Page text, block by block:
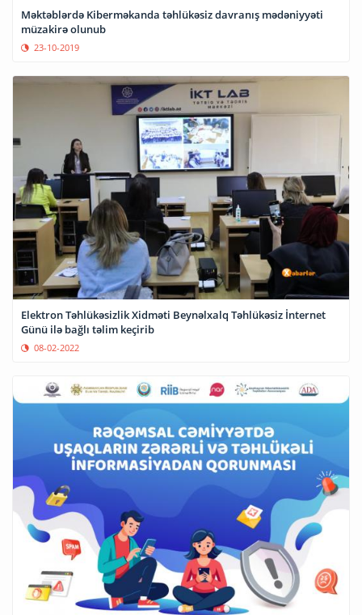
Məktəblərdə Kiberməkanda təhlükəsiz davranış mədəniyyəti
müzakirə olunub
23-10-2019
Elektron Təhlükəsizlik Xidməti Beynəlxalq Təhlükəsiz İnternet
Günü ilə bağlı təlim keçirib
08-02-2022